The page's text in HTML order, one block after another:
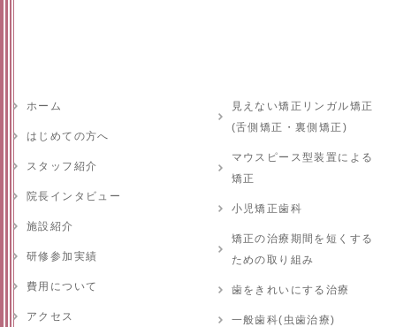
ホーム
はじめての方へ
スタッフ紹介
院長インタビュー
施設紹介
研修参加実績
費用について
アクセス
見えない矯正リンガル矯正
(舌側矯正・裏側矯正)
マウスピース型装置による
矯正
小児矯正歯科
矯正の治療期間を短くする
ための取り組み
歯をきれいにする治療
一般歯科(虫歯治療)